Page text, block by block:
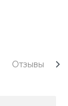
Отзывы